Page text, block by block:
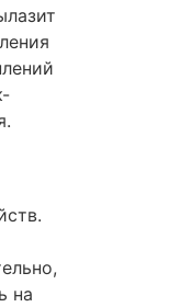
на